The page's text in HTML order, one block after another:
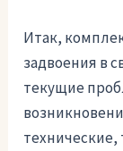
Итак,
задвоения в
текущие
технические,